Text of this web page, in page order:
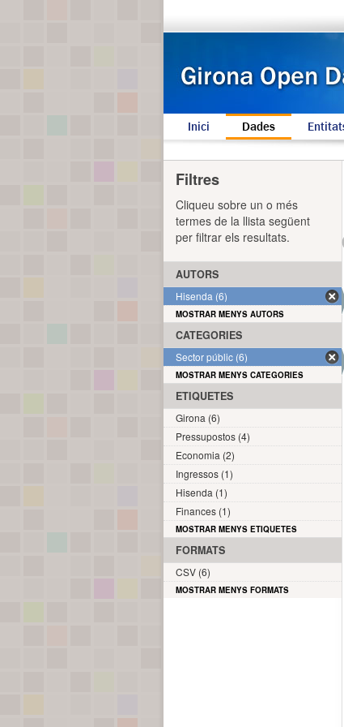
Inici Dades
Filtres
Cliqueu sobre un o més
termes de la llista següent
per filtrar els resultats.
AUTORS
Hisenda (6)
MOSTRAR MENYS AUTORS
CATEGORIES
Sector públic (6)
MOSTRAR MENYS CATEGORIES
ETIQUETES
Girona (6)
Pressupostos (4)
Economia (2)
Ingressos (1)
Hisenda (1)
Finances (1)
MOSTRAR MENYS ETIQUETES
FORMATS
CSV (6)
MOSTRAR MENYS FORMATS